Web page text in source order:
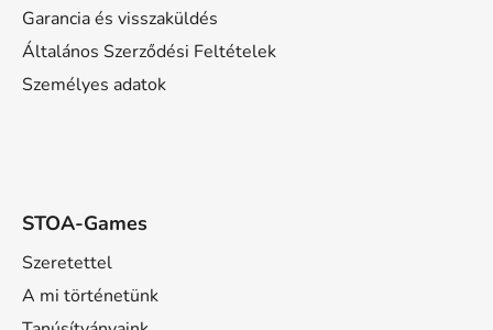
Garancia és visszaküldés
Általános Szerződési Feltételek
Személyes adatok
STOA-Games
Szeretettel
A mi történetünk